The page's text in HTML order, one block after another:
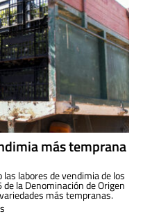
más temprana
labores de vendimia de los
la Denominación de Origen
más tempranas.